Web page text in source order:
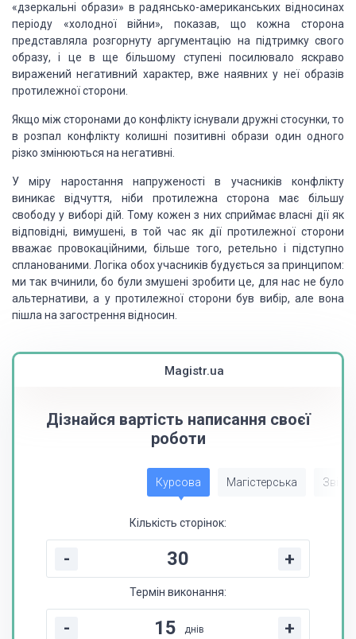
«дзеркальні образи» в радянсько-американських відносинах
періоду «холодної війни», показав, що кожна сторона
представляла розгорнуту аргументацію на підтримку свого
образу, і це в ще більшому ступені посилювало яскраво
виражений негативний характер, вже наявних у неї образів
протилежної сторони.
Якщо між сторонами до конфлікту існували дружні стосунки, то
в розпал конфлікту колишні позитивні образи один одного
різко змінюються на негативні.
У міру наростання напруженості в учасників конфлікту
виникає відчуття, ніби протилежна сторона має більшу
свободу у виборі дій. Тому кожен з них сприймає власні дії як
відповідні, вимушені, в той час як дії протилежної сторони
вважає провокаційними, більше того, ретельно і підступно
спланованими. Логіка обох учасників будується за принципом:
ми так вчинили, бо були змушені зробити це, для нас не було
альтернативи, а у протилежної сторони був вибір, але вона
пішла на загострення відносин.
Magistr.ua
Дізнайся вартість написання своєї
роботи
Курсова Магістерська Звіт
Кількість сторінок:
- +
Термін виконання:
- днів +